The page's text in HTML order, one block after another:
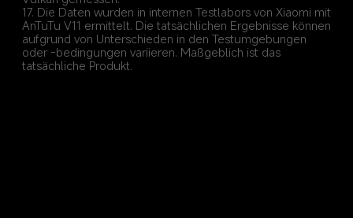
17. Die Daten wurden in internen Testlabors von Xiaomi mit
AnTuTu V11 ermittelt. Die tatsächlichen Ergebnisse können
aufgrund von Unterschieden in den Testumgebungen
oder -bedingungen variieren. Maßgeblich ist das